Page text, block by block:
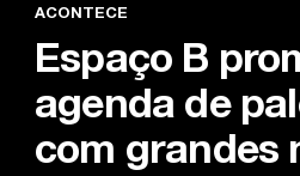
ACONTECE
Espaço B
agenda de
com grandes